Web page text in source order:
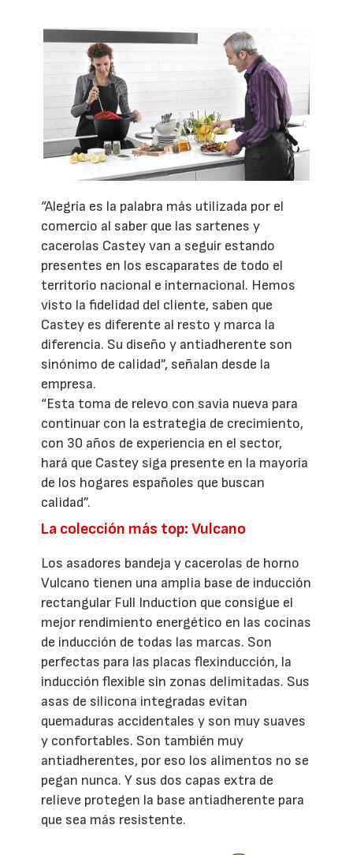
“Alegría es la palabra más utilizada por el
comercio al saber que las sartenes y
cacerolas Castey van a seguir estando
presentes en los escaparates de todo el
territorio nacional e internacional. Hemos
visto la fidelidad del cliente, saben que
Castey es diferente al resto y marca la
diferencia. Su diseño y antiadherente son
sinónimo de calidad”, señalan desde la
empresa.
“Esta toma de relevo con savia nueva para
continuar con la estrategia de crecimiento,
con 30 años de experiencia en el sector,
hará que Castey siga presente en la mayoría
de los hogares españoles que buscan
calidad”.
La colección más top: Vulcano
Los asadores bandeja y cacerolas de horno
Vulcano tienen una amplia base de inducción
rectangular Full Induction que consigue el
mejor rendimiento energético en las cocinas
de inducción de todas las marcas. Son
perfectas para las placas flexinducción, la
inducción flexible sin zonas delimitadas. Sus
asas de silicona integradas evitan
quemaduras accidentales y son muy suaves
y confortables. Son también muy
antiadherentes, por eso los alimentos no se
pegan nunca. Y sus dos capas extra de
relieve protegen la base antiadherente para
que sea más resistente.